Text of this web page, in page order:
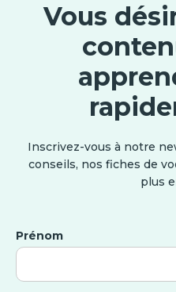
Vous
Inscrivez-vous à notre
conseils, nos fiches de
plus
Prénom